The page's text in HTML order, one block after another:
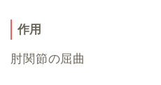
作用
肘関節の屈曲